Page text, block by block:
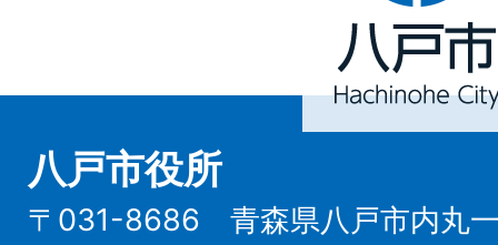
Hachinohe
City
八戸市役所
〒031-8686 青森県八戸市内丸一